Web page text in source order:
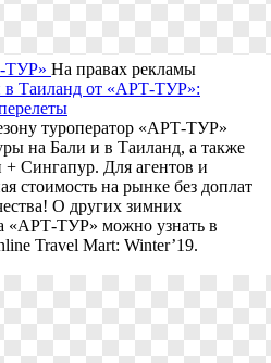
ТУР» На правах рекламы
в Таиланд от «АРТ-ТУР»:
туроператор «АРТ-ТУР»
на Бали и в Таиланд, а также
Сингапур. Для агентов и
стоимость на рынке без доплат
О других зимних
«АРТ-ТУР» можно узнать в
Travel Mart: Winter’19.